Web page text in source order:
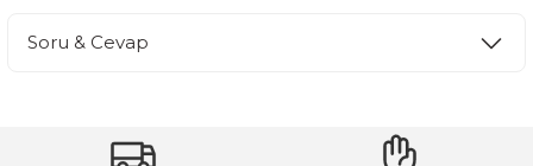
Soru & Cevap
Ürün hakkında henüz soru sorulmamış.